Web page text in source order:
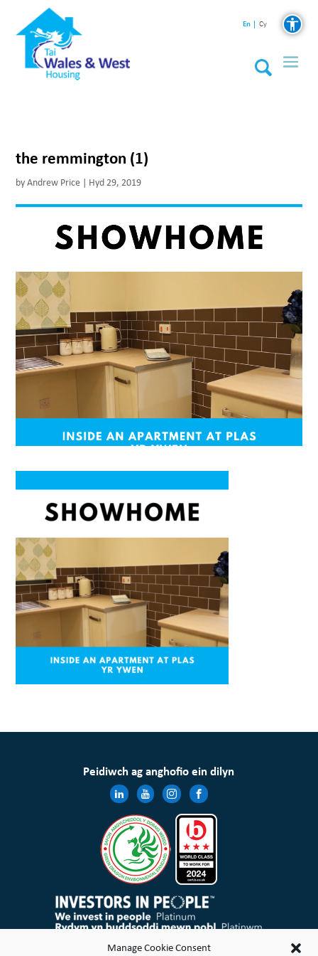
Manage Cookie Consent
En Cy
the remmington (1)
byAndrew Price | Hyd 29, 2019
Peidiwch ag anghofio ein dilyn
Mae Cymdeithas Tai Wales & West Cyfyngedig wedi’i chofrestru yng Nghymru a Lloegr gyda rheolau elusennol
ac mae’n gymdeithas gofrestredig dan Ddeddf Cymdeithasau Cydweithredol a Chymdeithasau Budd